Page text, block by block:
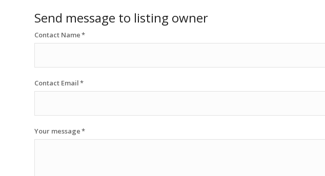
Send message to listing owner
Contact Name*
Contact Email*
Your message*